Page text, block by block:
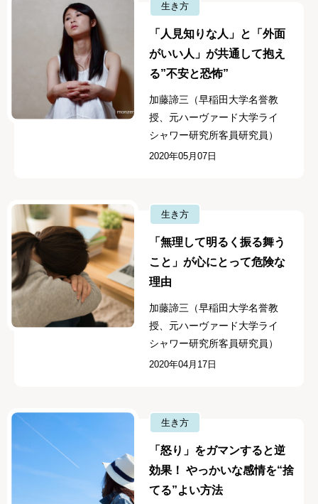
生き方
「人見知りな人」と「外面
がいい人」が共通して抱え
る”不安と恐怖”
加藤諦三（早稲田大学名誉教
授、元ハーヴァード大学ライ
シャワー研究所客員研究員）
2020年05月07日
生き方
「無理して明るく振る舞う
こと」が心にとって危険な
理由
加藤諦三（早稲田大学名誉教
授、元ハーヴァード大学ライ
シャワー研究所客員研究員）
2020年04月17日
生き方
「怒り」をガマンすると逆
効果！ やっかいな感情を“捨
てる”よい方法